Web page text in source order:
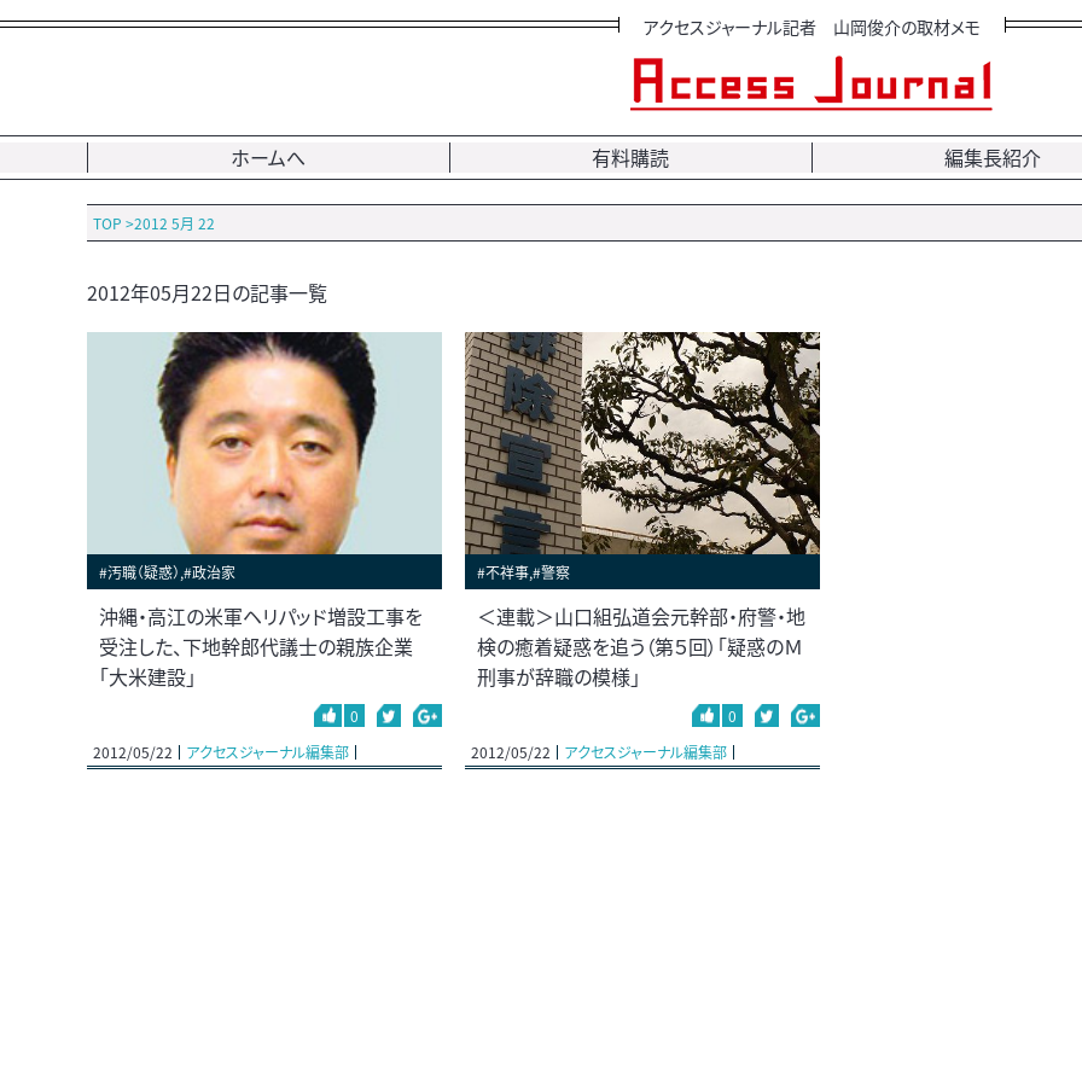
アクセスジャーナル記者 山岡俊介の取材メモ
ホームへ 有料購読 編集長紹介
TOP >2012 5月 22
2012年05月22日の記事一覧
#汚職（疑惑）,#政治家
沖縄・高江の米軍ヘリパッド増設工事を
受注した、下地幹郎代議士の親族企業
「大米建設」
0
2012/05/22
アクセスジャーナル編集部
#不祥事,#警察
＜連載＞山口組弘道会元幹部・府警・地
検の癒着疑惑を追う（第５回）「疑惑のＭ
刑事が辞職の模様」
0
2012/05/22
アクセスジャーナル編集部